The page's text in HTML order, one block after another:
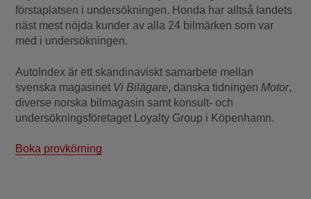
förstaplatsen i undersökningen. Honda har alltså landets
näst mest nöjda kunder av alla 24 bilmärken som var
med i undersökningen.
AutoIndex är ett skandinaviskt samarbete mellan
svenska magasinet Vi Bilägare, danska tidningen Motor,
diverse norska bilmagasin samt konsult- och
undersökningsföretaget Loyalty Group i Köpenhamn.
Boka provkörning